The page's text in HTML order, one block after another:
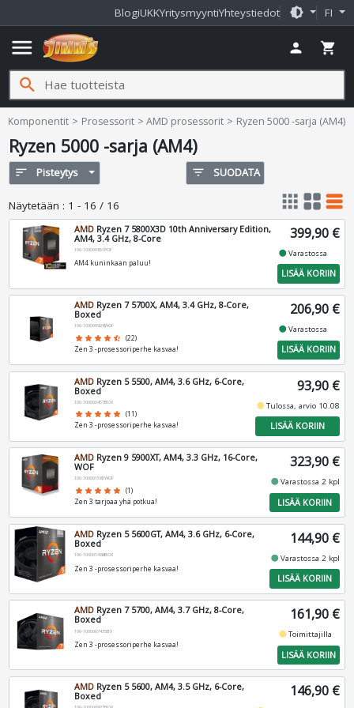
BlogiUKKYritysmyyntiYhteystiedot brightness_medium FI
menu person shopping_cart
search
Jimms.fi
Komponentit Prosessorit AMD prosessorit Ryzen 5000 -sarja (AM4)
Ryzen 5000 -sarja (AM4)
sort Pisteytys filter_list SUODATA
Näytetään : 1 - 16 / 16 apps grid_view table_rows
AMD Ryzen 7 5800X3D 10th Anniversary Edition,
AM4, 3.4 GHz, 8-Core
100-100000651POF
AM4 kuninkaan paluu!
399,90 €
fiber_manual_recordVarastossa
LISÄÄ KORIIN
AMD Ryzen 7 5700X, AM4, 3.4 GHz, 8-Core,
Boxed
100-100000926WOF
star star star star star_half (22)
Zen 3 -prosessoriperhe kasvaa!
206,90 €
fiber_manual_recordVarastossa
LISÄÄ KORIIN
AMD Ryzen 5 5500, AM4, 3.6 GHz, 6-Core,
Boxed
100-100000457BOX
star star star star star (11)
Zen 3 -prosessoriperhe kasvaa!
93,90 €
fiber_manual_recordTulossa, arvio 10.08
LISÄÄ KORIIN
AMD Ryzen 9 5900XT, AM4, 3.3 GHz, 16-Core,
WOF
100-100001581WOF
star star star star star (1)
Zen 3 tarjoaa yhä potkua!
323,90 €
fiber_manual_recordVarastossa 2 kpl
LISÄÄ KORIIN
AMD Ryzen 5 5600GT, AM4, 3.6 GHz, 6-Core,
Boxed
100-100001488BOX
Zen 3 -prosessoriperhe kasvaa!
144,90 €
fiber_manual_recordVarastossa 2 kpl
LISÄÄ KORIIN
AMD Ryzen 7 5700, AM4, 3.7 GHz, 8-Core,
Boxed
100-100000743SBX
Zen 3 -prosessoriperhe kasvaa!
161,90 €
fiber_manual_recordToimittajilla
LISÄÄ KORIIN
AMD Ryzen 5 5600, AM4, 3.5 GHz, 6-Core,
Boxed
146,90 €